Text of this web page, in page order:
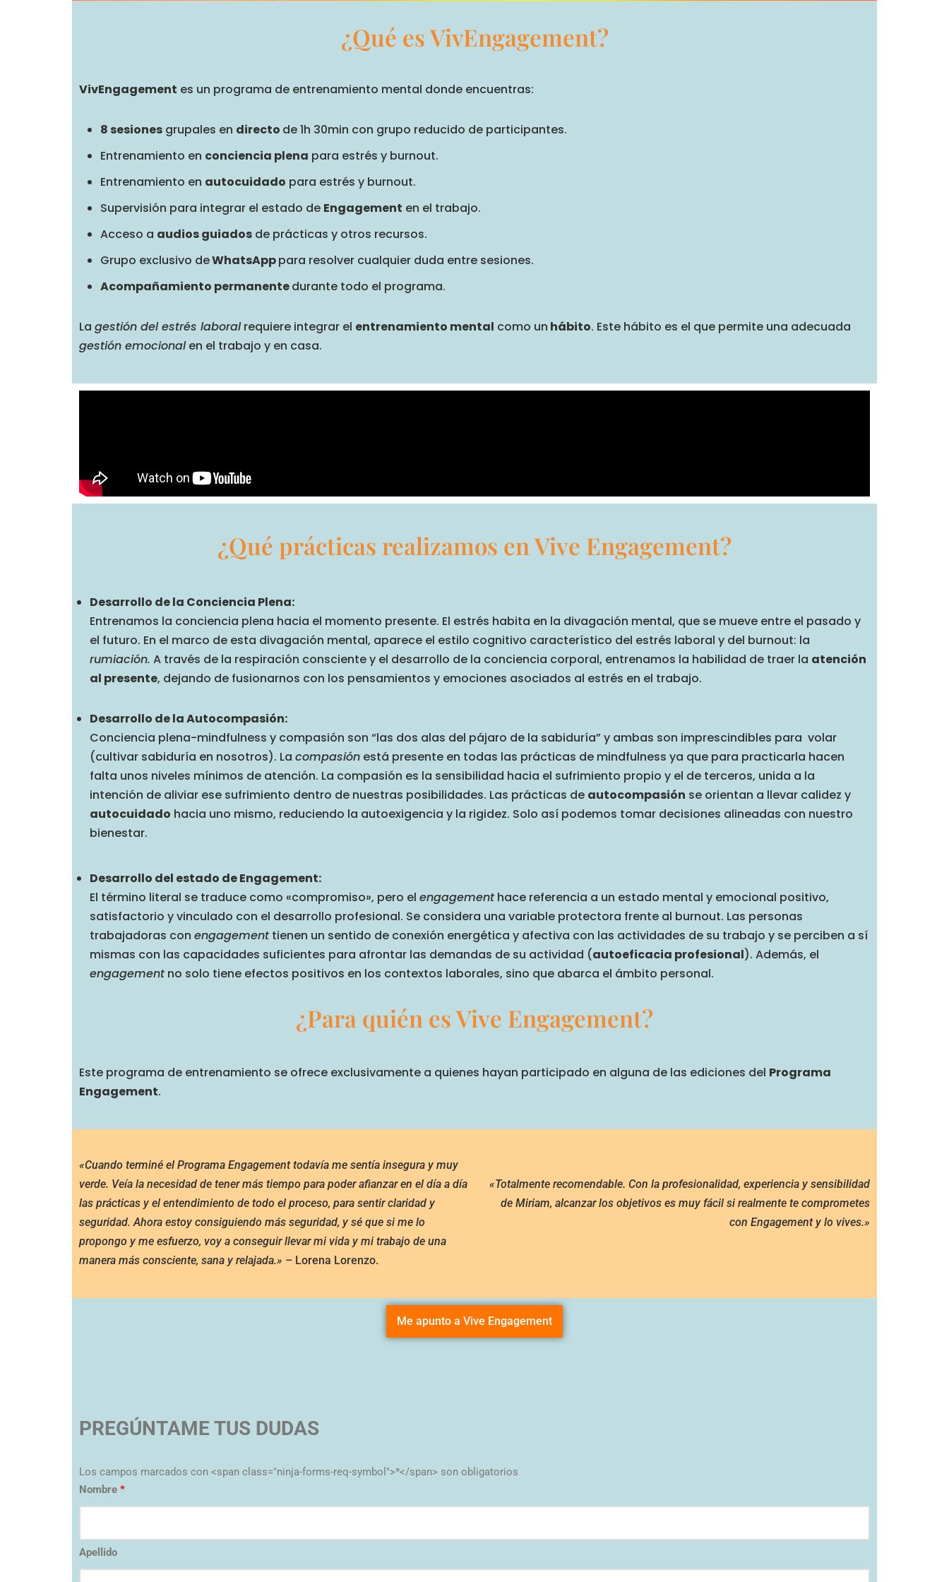
¿Qué es VivEngagement?
VivEngagement es un programa de entrenamiento mental donde encuentras:
8 sesiones grupales en directo de 1h 30min con grupo reducido de participantes.
Entrenamiento en conciencia plena para estrés y burnout.
Entrenamiento en autocuidado para estrés y burnout.
Supervisión para integrar el estado de Engagement en el trabajo.
Acceso a audios guiados de prácticas y otros recursos.
Grupo exclusivo deWhatsApppara resolver cualquier duda entre sesiones.
Acompañamiento permanentedurante todo el programa.
La gestión del estrés laboralrequiere integrar el entrenamiento mental como un hábito. Este hábito es el que permite una adecuada
gestión emocionalen el trabajo y en casa.
¿Qué prácticas realizamos en Vive Engagement?
Desarrollo de la Conciencia Plena:
Entrenamos la conciencia plena hacia el momento presente. El estrés habita en la divagación mental, que se mueve entre el pasado y
el futuro. En el marco de esta divagación mental, aparece el estilo cognitivo característico del estrés laboral y del burnout: la
rumiación. A través de la respiración consciente y el desarrollo de la conciencia corporal, entrenamos la habilidad de traer la atención
al presente, dejando de fusionarnos con los pensamientos y emociones asociados al estrés en el trabajo.
Desarrollo de la Autocompasión:
Conciencia plena-mindfulness y compasión son “las dos alas del pájaro de la sabiduría” y ambas son imprescindibles para volar
(cultivar sabiduría en nosotros). La compasión está presente en todas las prácticas de mindfulness ya que para practicarla hacen
falta unos niveles mínimos de atención. La compasión es la sensibilidad hacia el sufrimiento propio y el de terceros, unida a la
intención de aliviar ese sufrimiento dentro de nuestras posibilidades. Las prácticas de autocompasión se orientan a llevar calidez y
autocuidado hacia uno mismo, reduciendo la autoexigencia y la rigidez. Solo así podemos tomar decisiones alineadas con nuestro
bienestar.
Desarrollo del estado de Engagement:
El término literal se traduce como «compromiso», pero el engagement hace referencia a un estado mental y emocional positivo,
satisfactorio y vinculado con el desarrollo profesional. Se considera una variable protectora frente al burnout. Las personas
trabajadoras con engagement tienen un sentido de conexión energética y afectiva con las actividades de su trabajo y se perciben a sí
mismas con las capacidades suficientes para afrontar las demandas de su actividad (autoeficacia profesional). Además, el
engagement no solo tiene efectos positivos en los contextos laborales, sino que abarca el ámbito personal.
¿Para quién es Vive Engagement?
Este programa de entrenamiento se ofrece exclusivamente a quienes hayan participado en alguna de las ediciones del Programa
Engagement.
«Cuando terminé el Programa Engagement todavía me sentía insegura y muy
verde. Veía la necesidad de tener más tiempo para poder afianzar en el día a día
las prácticas y el entendimiento de todo el proceso, para sentir claridad y
seguridad. Ahora estoy consiguiendo más seguridad, y sé que si me lo
propongo y me esfuerzo, voy a conseguir llevar mi vida y mi trabajo de una
manera más consciente, sana y relajada.» – Lorena Lorenzo.
«Totalmente recomendable. Con la profesionalidad, experiencia y sensibilidad
de Miriam, alcanzar los objetivos es muy fácil si realmente te comprometes
con Engagement y lo vives.»
Me apunto a Vive Engagement
PREGÚNTAME TUS DUDAS
Los campos marcados con <span class="ninja-forms-req-symbol">*</span> son obligatorios
Nombre *
Apellido